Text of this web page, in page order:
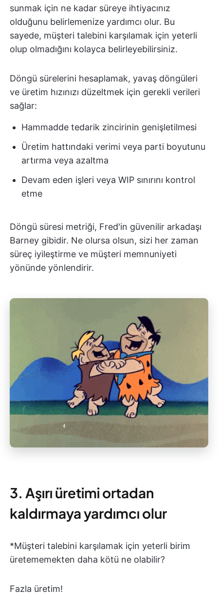
sunmak için ne kadar süreye ihtiyacınız
olduğunu belirlemenize yardımcı olur. Bu
sayede, müşteri talebini karşılamak için yeterli
olup olmadığını kolayca belirleyebilirsiniz.
Döngü sürelerini hesaplamak, yavaş döngüleri
ve üretim hızınızı düzeltmek için gerekli verileri
sağlar:
Hammadde tedarik zincirinin genişletilmesi
Üretim hattındaki verimi veya parti boyutunu
artırma veya azaltma
Devam eden işleri veya WIP sınırını kontrol
etme
Döngü süresi metriği, Fred'in güvenilir arkadaşı
Barney gibidir. Ne olursa olsun, sizi her zaman
süreç iyileştirme ve müşteri memnuniyeti
yönünde yönlendirir.
3. Aşırı üretimi ortadan
kaldırmaya yardımcı olur
*Müşteri talebini karşılamak için yeterli birim
üretememekten daha kötü ne olabilir?
Fazla üretim!